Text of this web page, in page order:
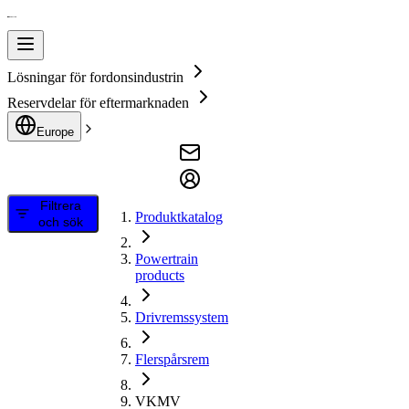
Lösningar för fordonsindustrin
Reservdelar för eftermarknaden
Europe
Filtrera
och sök
Produktkatalog
Powertrain
products
Drivremssystem
Flerspårsrem
VKMV